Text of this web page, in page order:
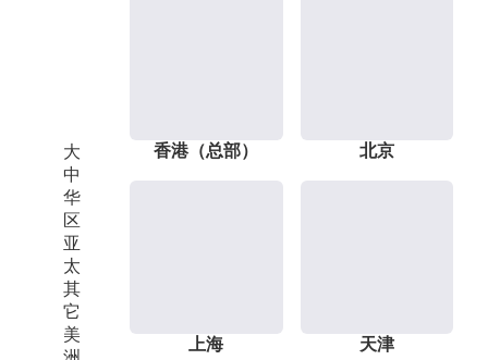
大
中
华
区
亚
太
其
它
美
香港（总部） 北京
上海 天津